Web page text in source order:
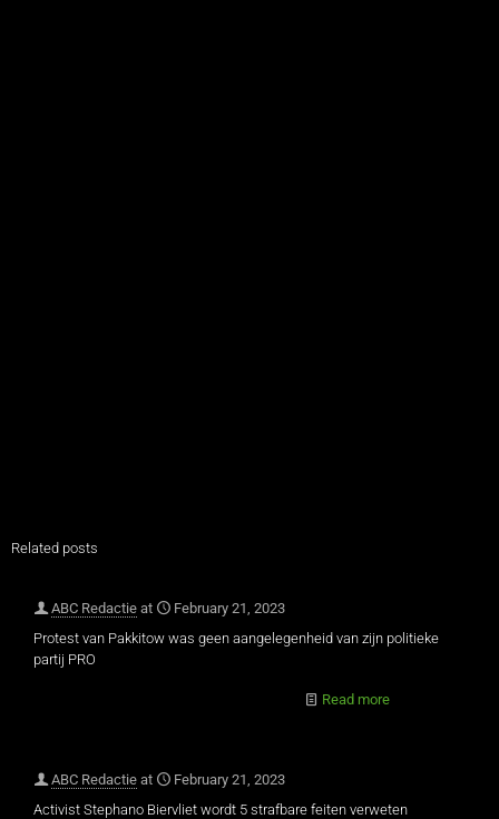
Related posts
ABC Redactie at
February 21, 2023
Protest van Pakkitow was geen aangelegenheid van zijn politieke
partij PRO
Read more
ABC Redactie at
February 21, 2023
Activist Stephano Biervliet wordt 5 strafbare feiten verweten